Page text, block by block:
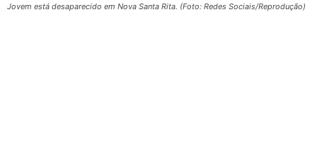
Jovem está desaparecido em Nova Santa Rita. (Foto: Redes Sociais/Reprodução)